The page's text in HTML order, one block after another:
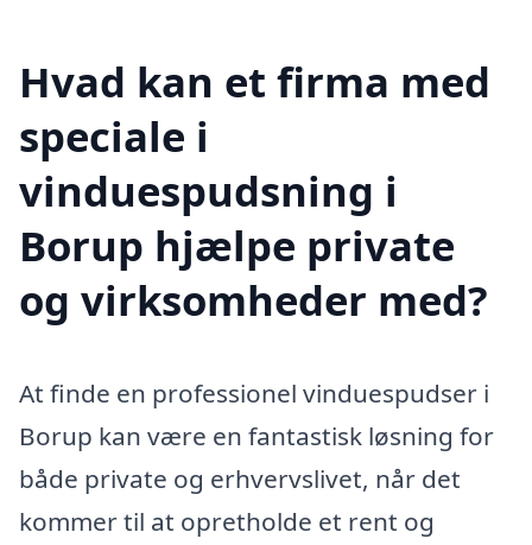
Hvad kan et firma med
speciale i
vinduespudsning i
Borup hjælpe private
og virksomheder med?
At finde en professionel vinduespudser i
Borup kan være en fantastisk løsning for
både private og erhvervslivet, når det
kommer til at opretholde et rent og